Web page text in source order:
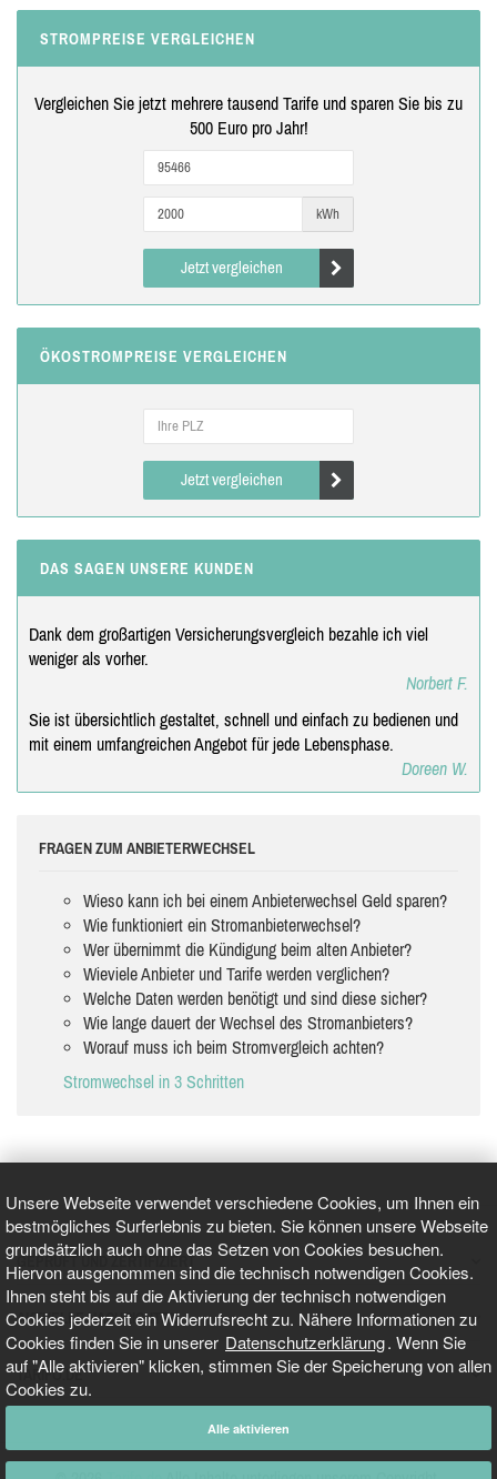
Unsere Webseite verwendet verschiedene Cookies, um Ihnen ein
bestmögliches Surferlebnis zu bieten. Sie können unsere Webseite
grundsätzlich auch ohne das Setzen von Cookies besuchen.
Hiervon ausgenommen sind die technisch notwendigen Cookies.
Ihnen steht bis auf die Aktivierung der technisch notwendigen
Cookies jederzeit ein Widerrufsrecht zu. Nähere Informationen zu
Cookies finden Sie in unserer Datenschutzerklärung. Wenn Sie
auf "Alle aktivieren" klicken, stimmen Sie der Speicherung von allen
Cookies zu.
Alle aktivieren
STROMPREISE VERGLEICHEN
Vergleichen Sie jetzt mehrere tausend Tarife und sparen Sie bis zu
500 Euro pro Jahr!
kWh
Jetzt vergleichen
ÖKOSTROMPREISE VERGLEICHEN
Jetzt vergleichen
DAS SAGEN UNSERE KUNDEN
Dank dem großartigen Versicherungsvergleich bezahle ich viel
weniger als vorher.
Norbert F.
Sie ist übersichtlich gestaltet, schnell und einfach zu bedienen und
mit einem umfangreichen Angebot für jede Lebensphase.
Doreen W.
FRAGEN ZUM ANBIETERWECHSEL
Wieso kann ich bei einem Anbieterwechsel Geld sparen?
Wie funktioniert ein Stromanbieterwechsel?
Wer übernimmt die Kündigung beim alten Anbieter?
Wieviele Anbieter und Tarife werden verglichen?
Welche Daten werden benötigt und sind diese sicher?
Wie lange dauert der Wechsel des Stromanbieters?
Worauf muss ich beim Stromvergleich achten?
Stromwechsel in 3 Schritten
GEPRÜFT UND ZERTIFIZIERT
AKTUELLE NACHRICHTEN
TARIFO.DE